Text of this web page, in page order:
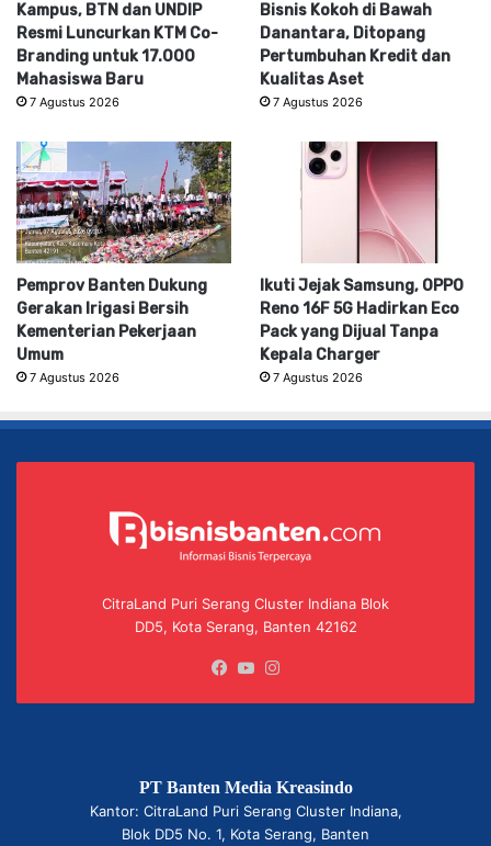
Kampus, BTN dan UNDIP
Resmi Luncurkan KTM Co-
Branding untuk 17.000
Mahasiswa Baru
7 Agustus 2026
Bisnis Kokoh di Bawah
Danantara, Ditopang
Pertumbuhan Kredit dan
Kualitas Aset
7 Agustus 2026
Pemprov Banten Dukung
Gerakan Irigasi Bersih
Kementerian Pekerjaan
Umum
7 Agustus 2026
Ikuti Jejak Samsung, OPPO
Reno 16F 5G Hadirkan Eco
Pack yang Dijual Tanpa
Kepala Charger
7 Agustus 2026
CitraLand Puri Serang Cluster Indiana Blok
DD5, Kota Serang, Banten 42162
Facebook
YouTube
PT Banten Media Kreasindo
Kantor: CitraLand Puri Serang Cluster Indiana,
Blok DD5 No. 1, Kota Serang, Banten